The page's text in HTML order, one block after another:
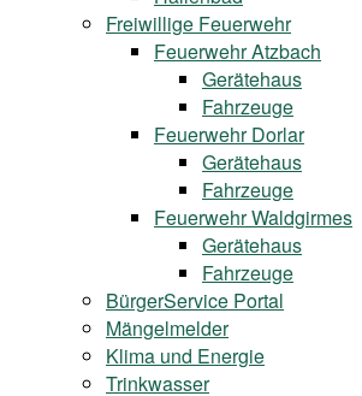
Freiwillige Feuerwehr
Feuerwehr Atzbach
Gerätehaus
Fahrzeuge
Feuerwehr Dorlar
Gerätehaus
Fahrzeuge
Feuerwehr Waldgirmes
Gerätehaus
Fahrzeuge
BürgerService Portal
Mängelmelder
Klima und Energie
Trinkwasser